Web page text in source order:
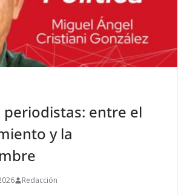
periodistas: entre el
y la
Redacción